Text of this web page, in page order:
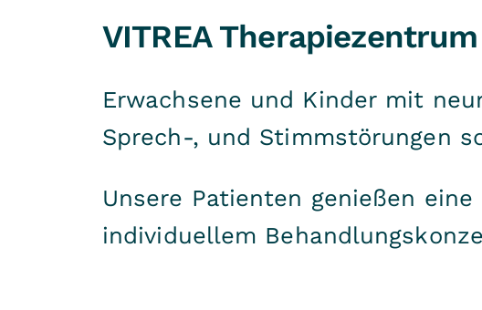
VITREA
Erwachsene und Kinder mit
Sprech-, und Stimmstörungen
Unsere Patienten genießen
individuellem